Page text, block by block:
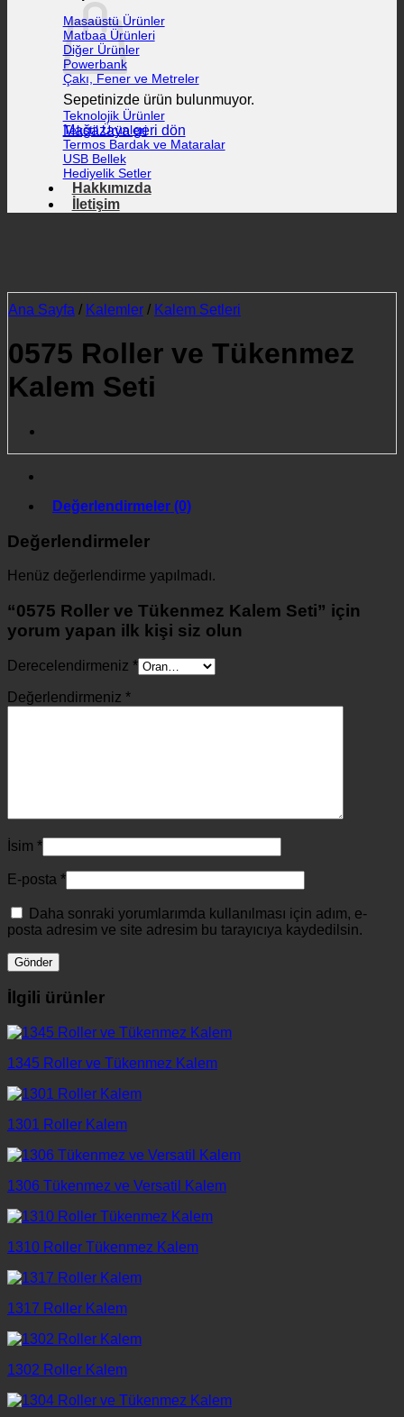
Sepetinizde ürün bulunmuyor.
Mağazaya geri dön
Masaüstü Ürünler
Matbaa Ürünleri
Diğer Ürünler
Powerbank
Çakı, Fener ve Metreler
Teknolojik Ürünler
Tekstil Ürünleri
Termos Bardak ve Mataralar
USB Bellek
Hediyelik Setler
Hakkımızda
İletişim
Ana Sayfa / Kalemler / Kalem Setleri
0575 Roller ve Tükenmez
Kalem Seti
Değerlendirmeler (0)
Değerlendirmeler
Henüz değerlendirme yapılmadı.
“0575 Roller ve Tükenmez Kalem Seti” için
yorum yapan ilk kişi siz olun
Derecelendirmeniz *
Değerlendirmeniz *
İsim *
E-posta *
Daha sonraki yorumlarımda kullanılması için adım, e-
posta adresim ve site adresim bu tarayıcıya kaydedilsin.
İlgili ürünler
1345 Roller ve Tükenmez Kalem
1301 Roller Kalem
1306 Tükenmez ve Versatil Kalem
1310 Roller Tükenmez Kalem
1317 Roller Kalem
1302 Roller Kalem